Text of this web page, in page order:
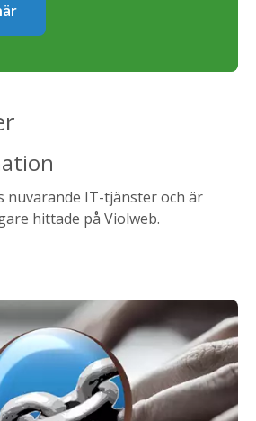
nuvarande IT-tjänster och är
hittade på Violweb.